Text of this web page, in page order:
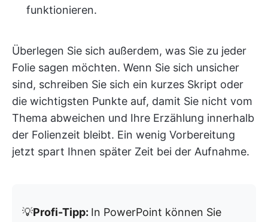
funktionieren.
Überlegen Sie sich außerdem, was Sie zu jeder
Folie sagen möchten. Wenn Sie sich unsicher
sind, schreiben Sie sich ein kurzes Skript oder
die wichtigsten Punkte auf, damit Sie nicht vom
Thema abweichen und Ihre Erzählung innerhalb
der Folienzeit bleibt. Ein wenig Vorbereitung
jetzt spart Ihnen später Zeit bei der Aufnahme.
💡Profi-Tipp: In PowerPoint können Sie